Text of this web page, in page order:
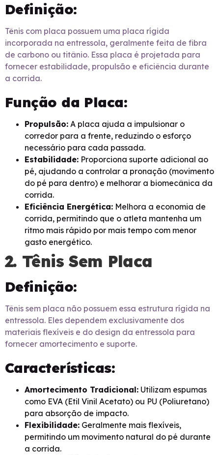
Definição:
Tênis com placa possuem uma placa rígida
incorporada na entressola, geralmente feita de fibra
de carbono ou titânio. Essa placa é projetada para
fornecer estabilidade, propulsão e eficiência durante
a corrida.
Função da Placa:
Propulsão: A placa ajuda a impulsionar o
corredor para a frente, reduzindo o esforço
necessário para cada passada.
Estabilidade: Proporciona suporte adicional ao
pé, ajudando a controlar a pronação (movimento
do pé para dentro) e melhorar a biomecânica da
corrida.
Eficiência Energética: Melhora a economia de
corrida, permitindo que o atleta mantenha um
ritmo mais rápido por mais tempo com menor
gasto energético.
2. Tênis Sem Placa
Definição:
Tênis sem placa não possuem essa estrutura rígida na
entressola. Eles dependem exclusivamente dos
materiais flexíveis e do design da entressola para
fornecer amortecimento e suporte.
Características:
Amortecimento Tradicional: Utilizam espumas
como EVA (Etil Vinil Acetato) ou PU (Poliuretano)
para absorção de impacto.
Flexibilidade: Geralmente mais flexíveis,
permitindo um movimento natural do pé durante
a corrida.